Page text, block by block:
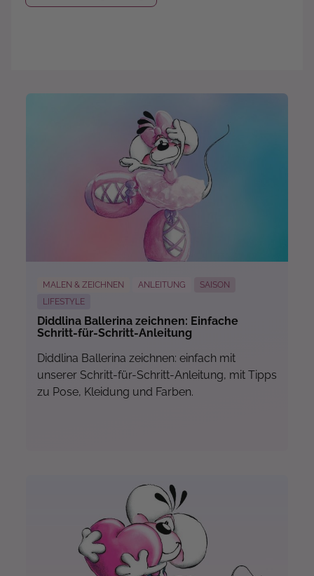
MALEN & ZEICHNEN ANLEITUNG
SAISON
LIFESTYLE
Diddlina Ballerina zeichnen: Einfache
Schritt-für-Schritt-Anleitung
Diddlina Ballerina zeichnen: einfach mit
unserer Schritt-für-Schritt-Anleitung, mit Tipps
zu Pose, Kleidung und Farben.